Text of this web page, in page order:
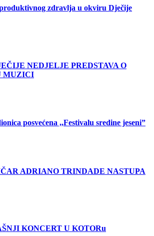
zdravlja u okviru Dječije
NEDJELJE PREDSTAVA O
MUZICI
posvećena ,,Festivalu sredine jeseni”
ADRIANO TRINDADE NASTUPA
KONCERT U KOTORu